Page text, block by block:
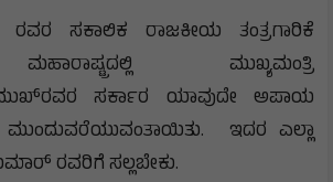
ಸಕಾಲಿಕ ರಾಜಕೀಯ ತಂತ್ರಗಾರಿಕೆ
ಮುಖ್ಯಮಂತ್ರಿ
ಸರ್ಕಾರ ಯಾವುದೇ ಅಪಾಯ
ಇದರ ಎಲ್ಲಾ
ರವರಿಗೆ ಸಲ್ಲಬೇಕು.